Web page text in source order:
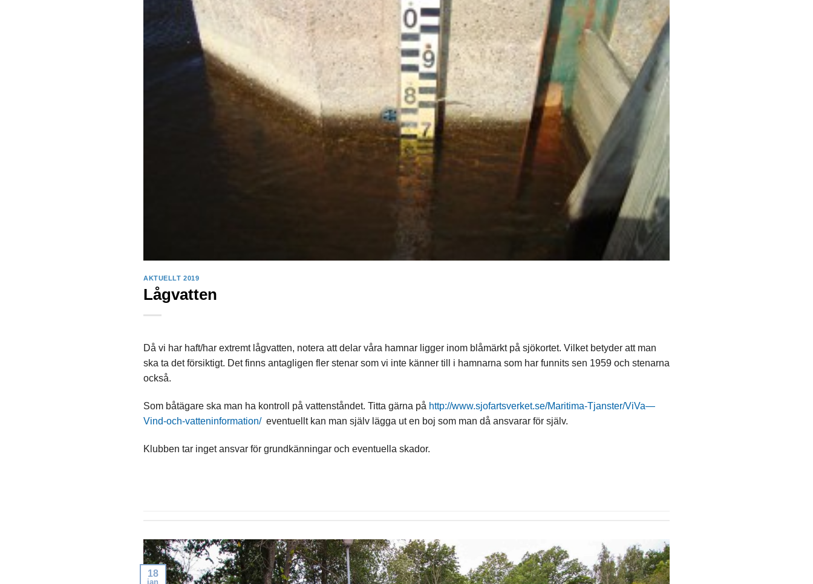
AKTUELLT 2019
Lågvatten
Då vi har haft/har extremt lågvatten, notera att delar våra hamnar ligger inom blåmärkt på sjökortet. Vilket betyder att man
ska ta det försiktigt. Det finns antagligen fler stenar som vi inte känner till i hamnarna som har funnits sen 1959 och stenarna
också.
Som båtägare ska man ha kontroll på vattenståndet. Titta gärna på http://www.sjofartsverket.se/Maritima-Tjanster/ViVa—
Vind-och-vatteninformation/ eventuellt kan man själv lägga ut en boj som man då ansvarar för själv.
Klubben tar inget ansvar för grundkänningar och eventuella skador.
18
jan